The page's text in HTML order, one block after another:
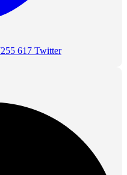
617 Twitter